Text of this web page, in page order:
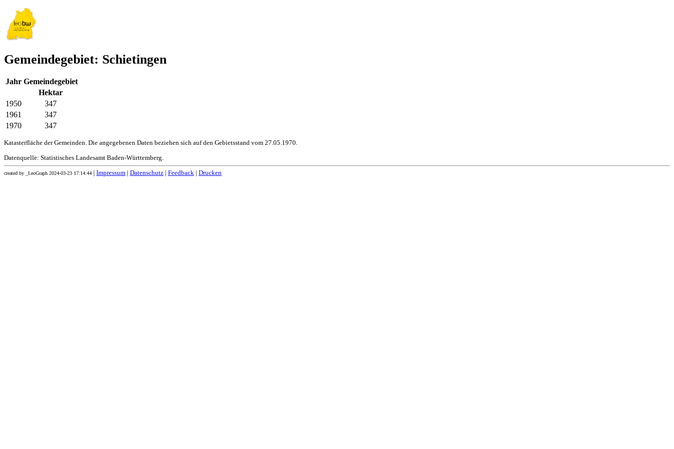
Gemeindegebiet: Schietingen
Jahr Gemeindegebiet
Hektar
1950
347
1961
347
1970
347
Katasterfläche der Gemeinden. Die angegebenen Daten beziehen sich auf den Gebietsstand vom 27.05.1970.
Datenquelle: Statistisches Landesamt Baden-Württemberg.
created by _LeoGraph 2024-03-23 17:14:44 Impressum Datenschutz Feedback Drucken